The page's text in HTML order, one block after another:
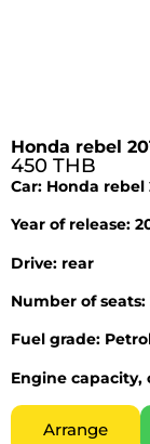
Honda rebel
450 THB
Car: Honda rebel
Year of release:
Drive: rear
Number of seats:
Fuel grade:
Engine capacity,
Arrange